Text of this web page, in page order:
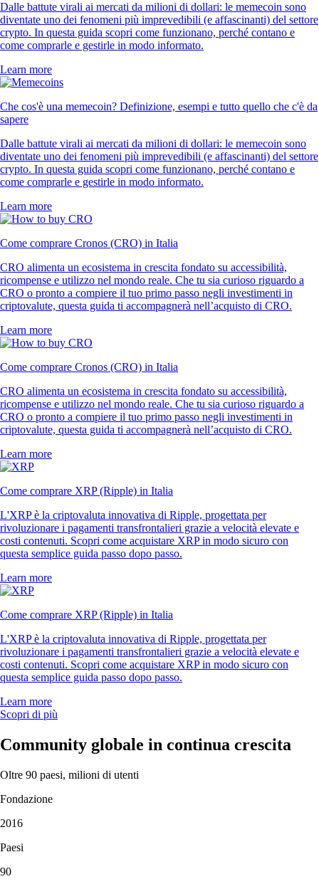
Dalle battute virali ai mercati da milioni di dollari: le memecoin sono
diventate uno dei fenomeni più imprevedibili (e affascinanti) del settore
crypto. In questa guida scopri come funzionano, perché contano e
come comprarle e gestirle in modo informato.
Learn more
Che cos'è una memecoin? Definizione, esempi e tutto quello che c'è da
sapere
Dalle battute virali ai mercati da milioni di dollari: le memecoin sono
diventate uno dei fenomeni più imprevedibili (e affascinanti) del settore
crypto. In questa guida scopri come funzionano, perché contano e
come comprarle e gestirle in modo informato.
Learn more
Come comprare Cronos (CRO) in Italia
CRO alimenta un ecosistema in crescita fondato su accessibilità,
ricompense e utilizzo nel mondo reale. Che tu sia curioso riguardo a
CRO o pronto a compiere il tuo primo passo negli investimenti in
criptovalute, questa guida ti accompagnerà nell’acquisto di CRO.
Learn more
Come comprare Cronos (CRO) in Italia
CRO alimenta un ecosistema in crescita fondato su accessibilità,
ricompense e utilizzo nel mondo reale. Che tu sia curioso riguardo a
CRO o pronto a compiere il tuo primo passo negli investimenti in
criptovalute, questa guida ti accompagnerà nell’acquisto di CRO.
Learn more
Come comprare XRP (Ripple) in Italia
L'XRP è la criptovaluta innovativa di Ripple, progettata per
rivoluzionare i pagamenti transfrontalieri grazie a velocità elevate e
costi contenuti. Scopri come acquistare XRP in modo sicuro con
questa semplice guida passo dopo passo.
Learn more
Come comprare XRP (Ripple) in Italia
L'XRP è la criptovaluta innovativa di Ripple, progettata per
rivoluzionare i pagamenti transfrontalieri grazie a velocità elevate e
costi contenuti. Scopri come acquistare XRP in modo sicuro con
questa semplice guida passo dopo passo.
Learn more
Scopri di più
Community globale in continua crescita
Oltre 90 paesi, milioni di utenti
Fondazione
2016
Paesi
90